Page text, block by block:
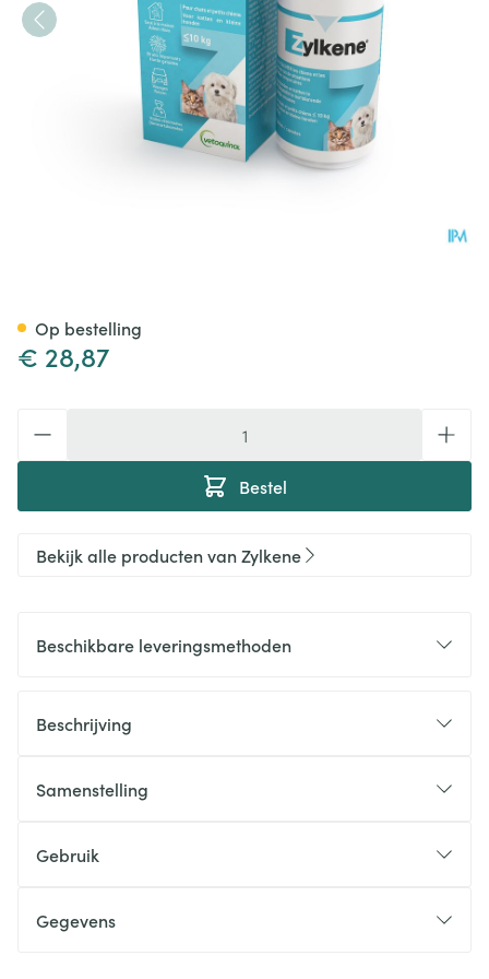
€ 28,87
Bestel
Op bestelling
Bekijk alle producten van Zylkene
Beschikbare leveringsmethoden
Beschrijving
Samenstelling
Gebruik
Gegevens